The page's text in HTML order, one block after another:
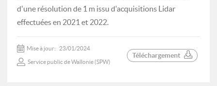
d'une résolution de 1 m issu d'acquisitions Lidar
effectuées en 2021 et 2022.
Mise à jour: 23/01/2024
Service public de Wallonie (SPW)
Téléchargement